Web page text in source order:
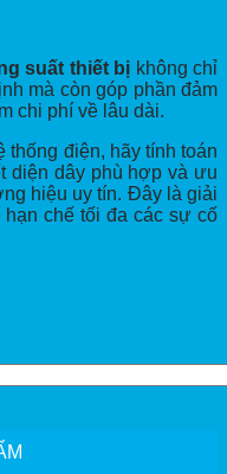
suất thiết bị không chỉ
mà còn góp phần đảm
chi phí về lâu dài.
thống điện, hãy tính toán
diện dây phù hợp và ưu
hiệu uy tín. Đây là giải
chế tối đa các sự cố